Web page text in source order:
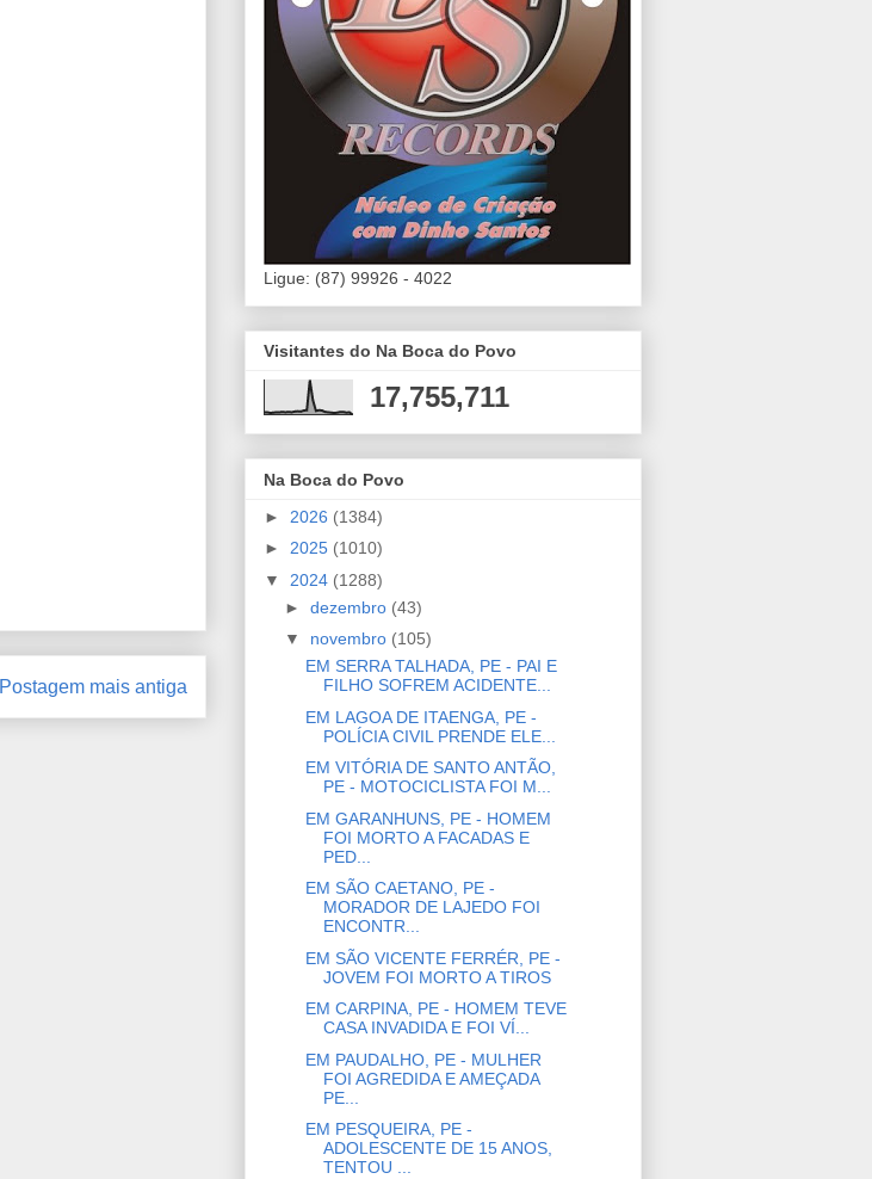
Postagem mais antiga
Ligue: (87) 99926 - 4022
Visitantes do Na Boca do Povo
17,755,711
Na Boca do Povo
► 2026 (1384)
► 2025 (1010)
▼ 2024 (1288)
► dezembro (43)
▼ novembro (105)
EM SERRA TALHADA, PE - PAI E
FILHO SOFREM ACIDENTE...
EM LAGOA DE ITAENGA, PE -
POLÍCIA CIVIL PRENDE ELE...
EM VITÓRIA DE SANTO ANTÃO,
PE - MOTOCICLISTA FOI M...
EM GARANHUNS, PE - HOMEM
FOI MORTO A FACADAS E
PED...
EM SÃO CAETANO, PE -
MORADOR DE LAJEDO FOI
ENCONTR...
EM SÃO VICENTE FERRÉR, PE -
JOVEM FOI MORTO A TIROS
EM CARPINA, PE - HOMEM TEVE
CASA INVADIDA E FOI VÍ...
EM PAUDALHO, PE - MULHER
FOI AGREDIDA E AMEÇADA
PE...
EM PESQUEIRA, PE -
ADOLESCENTE DE 15 ANOS,
TENTOU ...